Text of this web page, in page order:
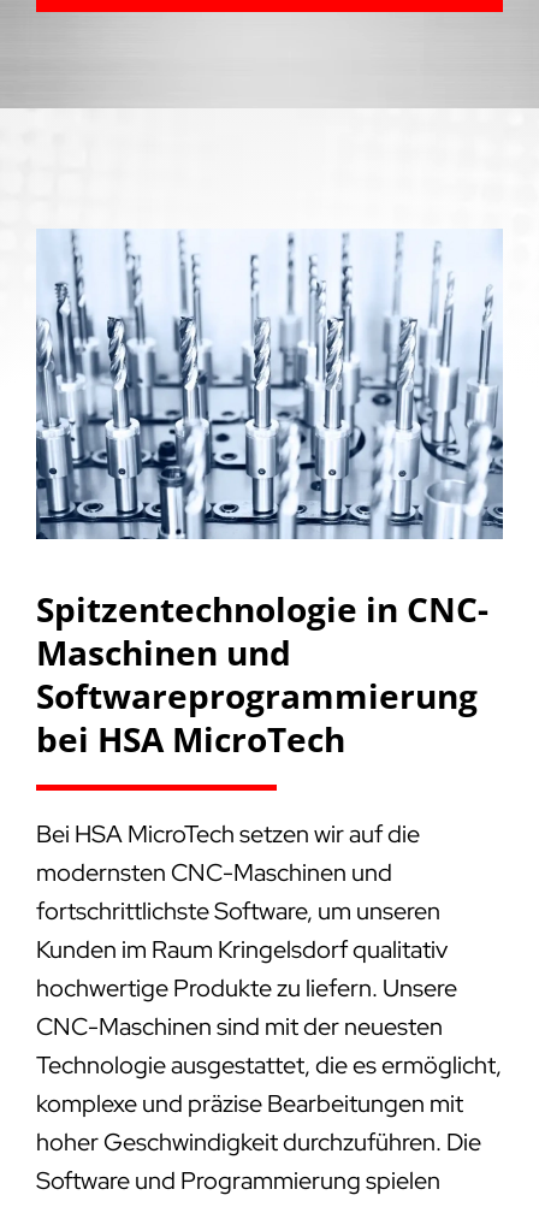
Spitzentechnologie in CNC-
Maschinen und
Softwareprogrammierung
bei HSA MicroTech
Bei HSA MicroTech setzen wir auf die
modernsten CNC-Maschinen und
fortschrittlichste Software, um unseren
Kunden im Raum Kringelsdorf qualitativ
hochwertige Produkte zu liefern. Unsere
CNC-Maschinen sind mit der neuesten
Technologie ausgestattet, die es ermöglicht,
komplexe und präzise Bearbeitungen mit
hoher Geschwindigkeit durchzuführen. Die
Software und Programmierung spielen